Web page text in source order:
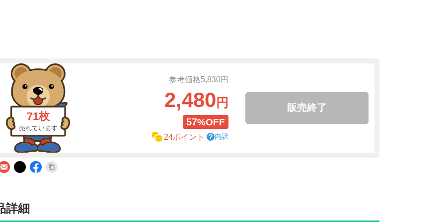
71枚
売れています
参考価格5,830円
2,480 円
57%OFF
24ポイント 内訳
販売終了
詳細